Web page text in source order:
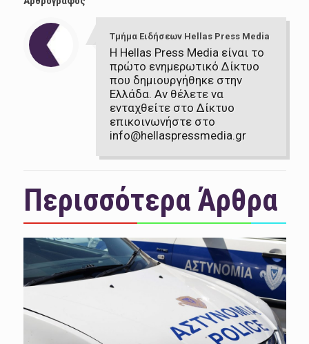
Τμήμα Ειδήσεων Hellas Press Media
Η Hellas Press Media είναι το
πρώτο ενημερωτικό Δίκτυο
που δημιουργήθηκε στην
Ελλάδα. Αν θέλετε να
ενταχθείτε στο Δίκτυο
επικοινωνήστε στο
info@hellaspressmedia.gr
Περισσότερα Άρθρα